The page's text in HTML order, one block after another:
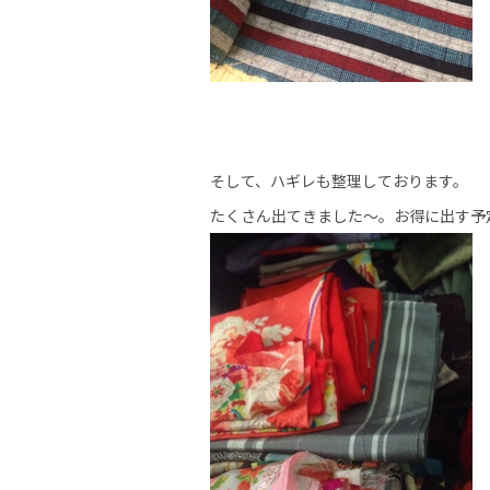
そして、ハギレも整理しております。
たくさん出てきました～。お得に出す